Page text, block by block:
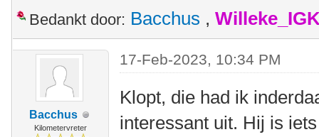
Bedankt door: Bacchus ,
Bacchus
Kilometervreter
17-Feb-2023, 10:34 PM
Klopt, die had ik
interessant uit. Hij is